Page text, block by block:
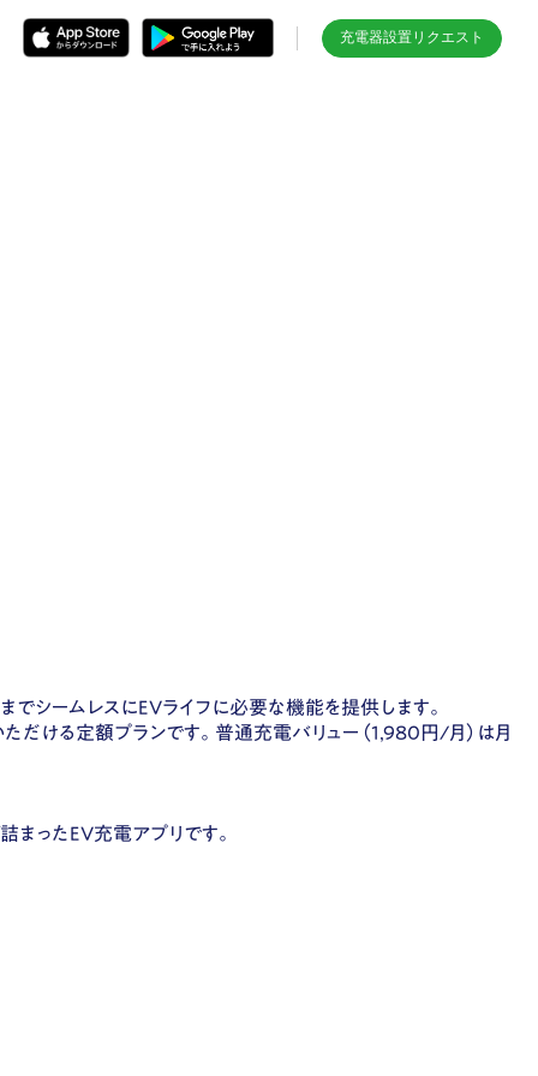
充電器設置リクエスト
でシームレスにEVライフに必要な機能を提供します。
だける定額プランです。普通充電バリュー（1,980円/月）は月
ったEV充電アプリです。